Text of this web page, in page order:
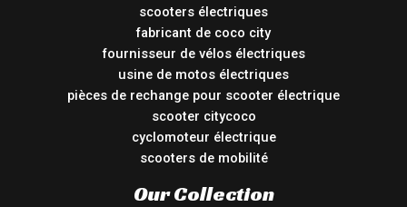
scooters électriques
fabricant de coco city
fournisseur de vélos électriques
usine de motos électriques
pièces de rechange pour scooter électrique
scooter citycoco
cyclomoteur électrique
scooters de mobilité
Our Collection